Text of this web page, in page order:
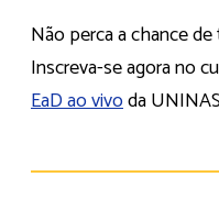
Não perca a chance
Inscreva-se agora no
EaD ao vivoda